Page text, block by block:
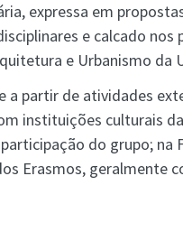
expressa em
e calcado nos
e Urbanismo da
a partir de atividades
instituições culturais
do grupo; na
Erasmos, geralmente